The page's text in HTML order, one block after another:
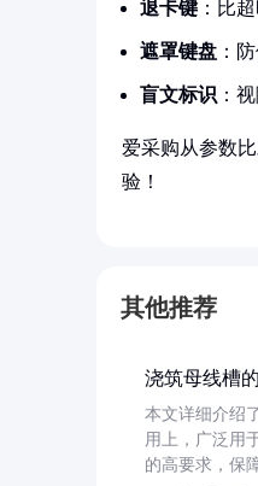
退卡键 ：比
遮罩键盘 ：
盲文标识 ：
爱采购从参数
验！
其他推荐
浇筑母线槽
本文详细介绍
用上，广泛用
的高要求，保